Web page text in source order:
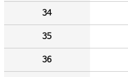
34
35
36